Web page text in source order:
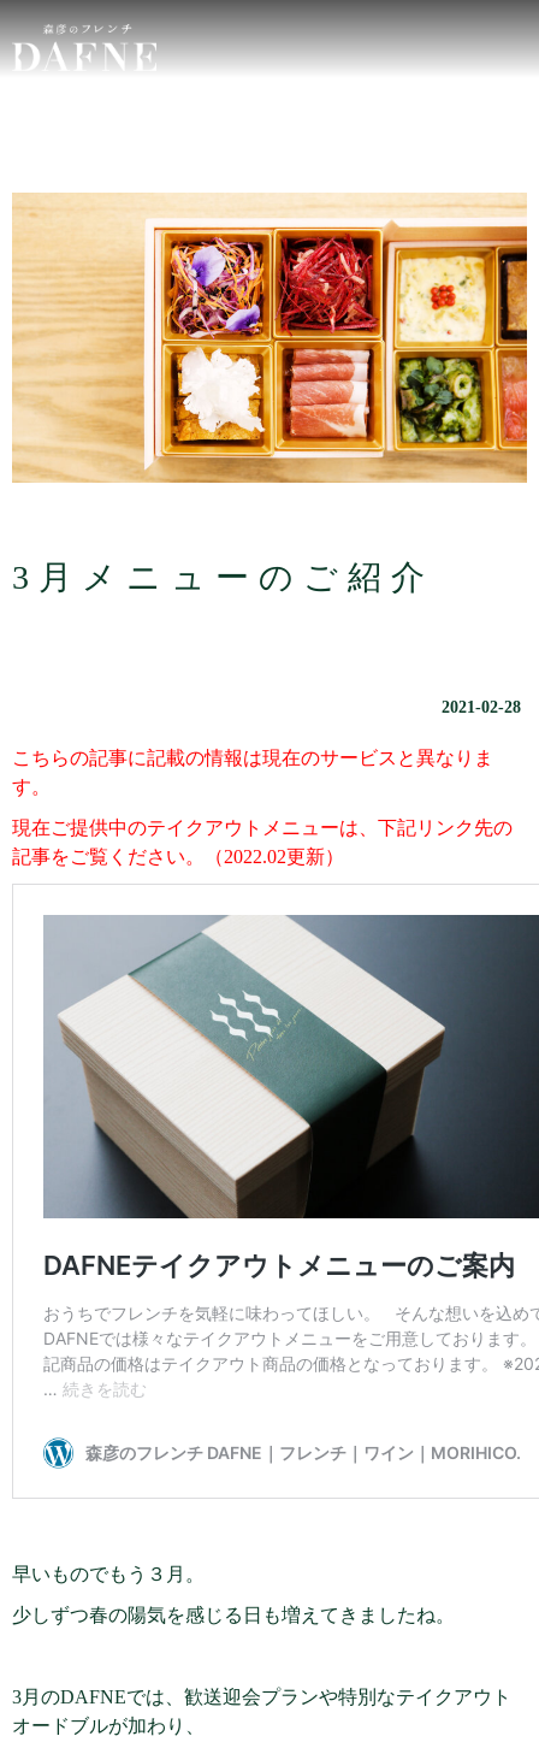
3月メニューのご紹介
2021-02-28
こちらの記事に記載の情報は現在のサービスと異なりま
す。
現在ご提供中のテイクアウトメニューは、下記リンク先の
記事をご覧ください。（2022.02更新）
早いものでもう３月。
少しずつ春の陽気を感じる日も増えてきましたね。
3月のDAFNEでは、歓送迎会プランや特別なテイクアウト
オードブルが加わり、